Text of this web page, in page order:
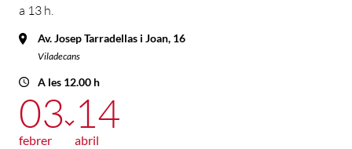
a 13 h.
Av. Josep Tarradellas i Joan, 16
Viladecans
A les 12.00 h
03
febrer
14
abril